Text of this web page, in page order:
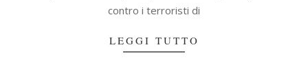
contro i terroristi di
LEGGI TUTTO